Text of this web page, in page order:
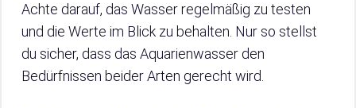
Achte darauf, das Wasser regelmäßig zu testen
und die Werte im Blick zu behalten. Nur so stellst
du sicher, dass das Aquarienwasser den
Bedürfnissen beider Arten gerecht wird.